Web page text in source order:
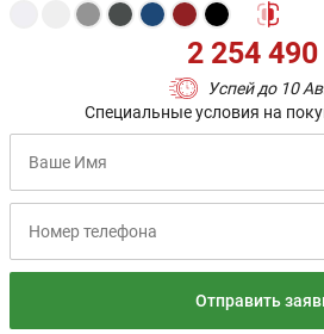
Успей до 10
2 254
Специальные условия на
Отправить